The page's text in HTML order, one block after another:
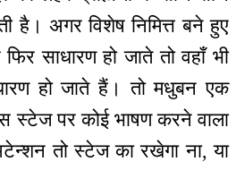
है। अगर विशेष निमित्त बने हुए
साधारण हो जाते तो वहाँ भी
हो जाते हैं। तो मधुबन एक
पर कोई भाषण करने वाला
तो स्टेज का रखेगा ना, या